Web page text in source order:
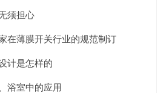
须担心
在薄膜开关行业的规范制订
计是怎样的
浴室中的应用